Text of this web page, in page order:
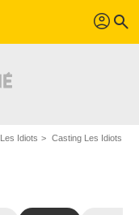
profil search
Les Idiots Casting Les Idiots